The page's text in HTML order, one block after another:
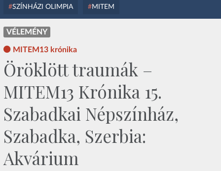
SZÍNHÁZI OLIMPIA MITEM
VÉLEMÉNY
MITEM13 krónika
Öröklött traumák –
MITEM13 Krónika 15.
Szabadkai Népszínház,
Szabadka, Szerbia:
Akvárium